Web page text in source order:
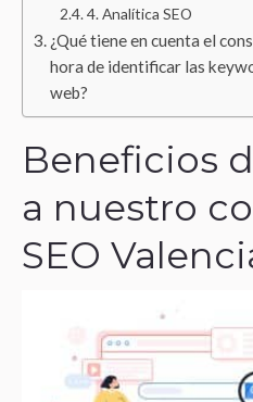
4. Analítica SEO
¿Qué tiene en cuenta el
hora de identificar las
web?
Beneficios
a nuestro
SEO